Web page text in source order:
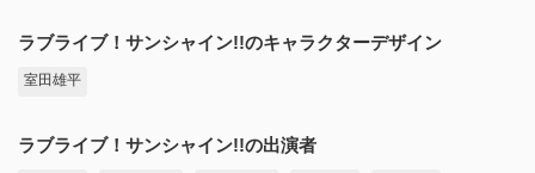
ラブライブ！サンシャイン!!のキャラクターデザイン
室田雄平
ラブライブ！サンシャイン!!の出演者